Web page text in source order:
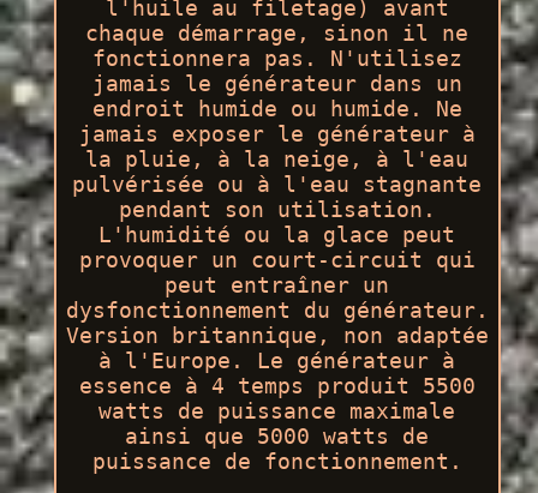
l'huile au filetage) avant
chaque démarrage, sinon il ne
fonctionnera pas. N'utilisez
jamais le générateur dans un
endroit humide ou humide. Ne
jamais exposer le générateur à
la pluie, à la neige, à l'eau
pulvérisée ou à l'eau stagnante
pendant son utilisation.
L'humidité ou la glace peut
provoquer un court-circuit qui
peut entraîner un
dysfonctionnement du générateur.
Version britannique, non adaptée
à l'Europe. Le générateur à
essence à 4 temps produit 5500
watts de puissance maximale
ainsi que 5000 watts de
puissance de fonctionnement.